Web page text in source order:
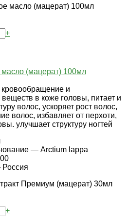
+
масло (мацерат) 100мл
кровообращение и
в коже головы, питает и
волос, ускоряет рост волос,
волос, избавляет от перхоти,
улучшает структуру ногтей
— Arctium lappa
+